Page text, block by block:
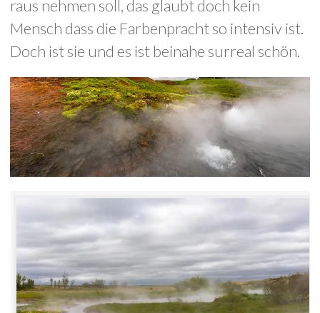
raus nehmen soll, das glaubt doch kein
Mensch dass die Farbenpracht so intensiv ist.
Doch ist sie und es ist beinahe surreal schön.